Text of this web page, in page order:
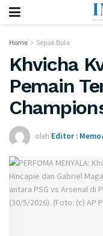
Home Sepak Bola
Khvicha
Pemain
oleh Editor :